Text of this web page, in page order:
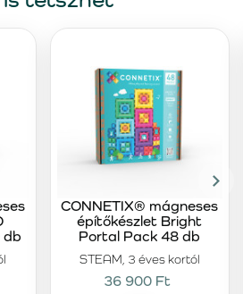
db
STEAM, 3 éves kortól
CONNETIX® mágneses
építőkészlet Bright
Portal Pack 48 db
36 900 Ft